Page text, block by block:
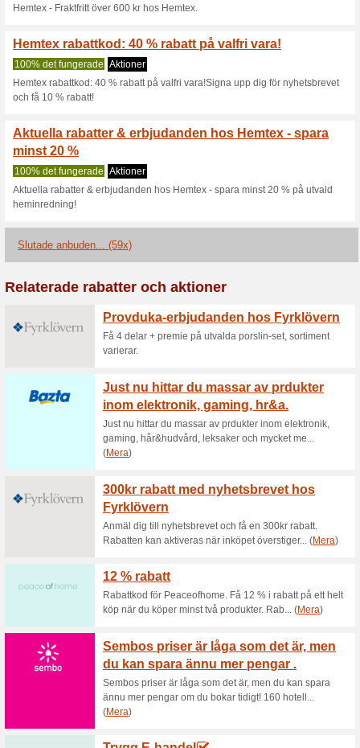
Aktuella rabatter
30 % rabatt på
100% det fungerade
30 % rabatt på olika sorters
passa?
Hemtex - 22 % rabatt
63% det fungerade Kupong
22% rabatt på en valfri
varan som du lägger i
online.Rabattkoden anges i
Hemtex Deal
39% det fungerade Aktioner
Håll utkik efter nya